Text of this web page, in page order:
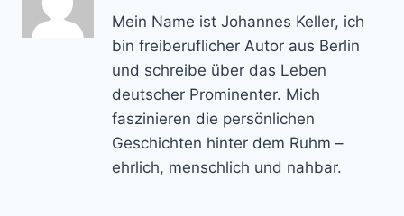
Mein Name ist Johannes Keller, ich
bin freiberuflicher Autor aus Berlin
und schreibe über das Leben
deutscher Prominenter. Mich
faszinieren die persönlichen
Geschichten hinter dem Ruhm –
ehrlich, menschlich und nahbar.